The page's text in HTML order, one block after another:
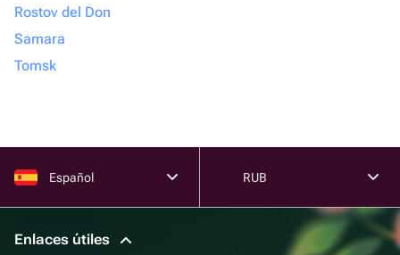
Rostov del Don
Samara
Tomsk
Español RUB
Enlaces útiles